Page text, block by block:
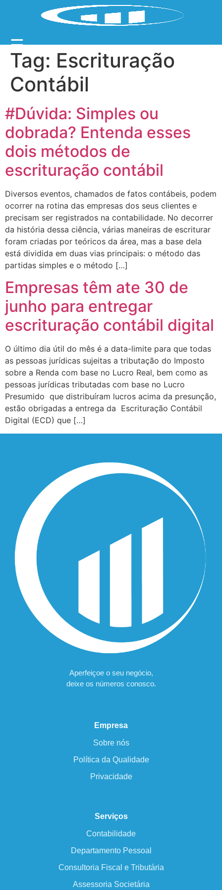
☰
Tag: Escrituração
Contábil
#Dúvida: Simples ou
dobrada? Entenda esses
dois métodos de
escrituração contábil
Diversos eventos, chamados de fatos contábeis, podem
ocorrer na rotina das empresas dos seus clientes e
precisam ser registrados na contabilidade. No decorrer
da história dessa ciência, várias maneiras de escriturar
foram criadas por teóricos da área, mas a base dela
está dividida em duas vias principais: o método das
partidas simples e o método […]
Empresas têm ate 30 de
junho para entregar
escrituração contábil digital
O último dia útil do mês é a data-limite para que todas
as pessoas jurídicas sujeitas a tributação do Imposto
sobre a Renda com base no Lucro Real, bem como as
pessoas jurídicas tributadas com base no Lucro
Presumido que distribuíram lucros acima da presunção,
estão obrigadas a entrega da Escrituração Contábil
Digital (ECD) que […]
Aperfeiçoe o seu negócio,
deixe os números conosco.
Empresa
Sobre nós
Política da Qualidade
Privacidade
Serviços
Contabilidade
Departamento Pessoal
Consultoria Fiscal e Tributária
Assessoria Societária